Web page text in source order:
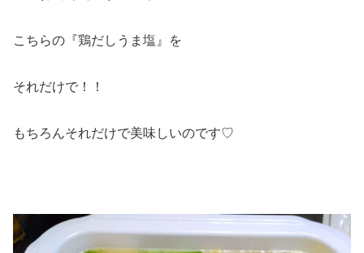
こちらの『鶏だしうま塩』を
それだけで！！
もちろんそれだけで美味しいのです♡